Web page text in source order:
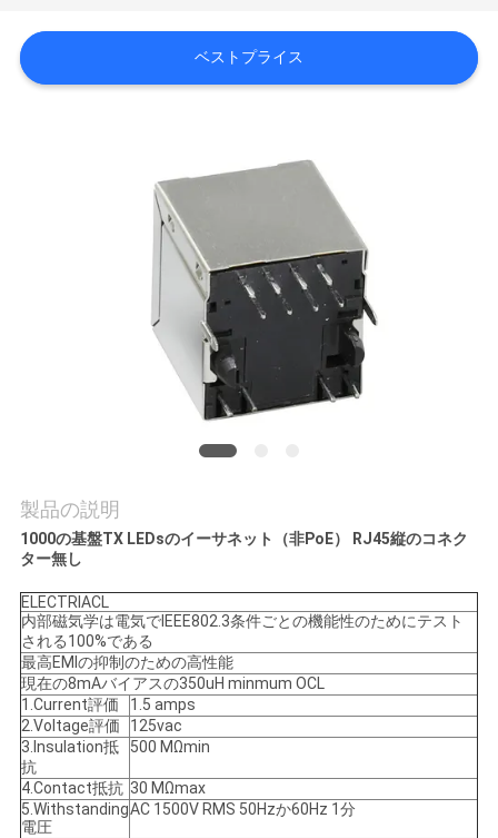
行
絡
し
な
さ
い
VR
SHOW
ベストプライス
製品の説明
1000の基盤TX LEDsのイーサネット（非PoE） RJ45縦のコネク
ター無し
ELECTRIACL
内部磁気学は電気でIEEE802.3条件ごとの機能性のためにテスト
される100%である
最高EMIの抑制のための高性能
現在の8mAバイアスの350uH minmum OCL
1.Current評価
1.5 amps
2.Voltage評価
125vac
3.Insulation抵
抗
500 MΩmin
4.Contact抵抗 30 MΩmax
5.Withstanding
電圧
AC 1500V RMS 50Hzか60Hz 1分